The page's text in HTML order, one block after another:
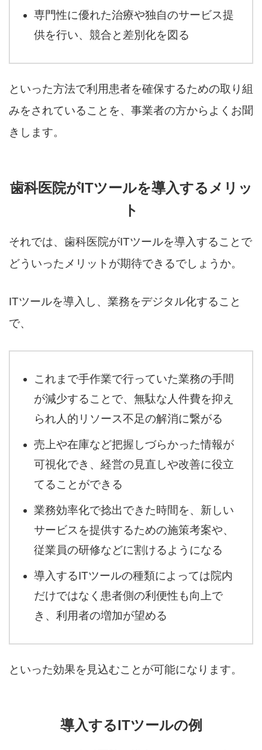
専門性に優れた治療や独自のサービス提
供を行い、競合と差別化を図る
といった方法で利用患者を確保するための取り組
みをされていることを、事業者の方からよくお聞
きします。
歯科医院がITツールを導入するメリッ
ト
それでは、歯科医院がITツールを導入することで
どういったメリットが期待できるでしょうか。
ITツールを導入し、業務をデジタル化すること
で、
これまで手作業で行っていた業務の手間
が減少することで、無駄な人件費を抑え
られ人的リソース不足の解消に繋がる
売上や在庫など把握しづらかった情報が
可視化でき、経営の見直しや改善に役立
てることができる
業務効率化で捻出できた時間を、新しい
サービスを提供するための施策考案や、
従業員の研修などに割けるようになる
導入するITツールの種類によっては院内
だけではなく患者側の利便性も向上で
き、利用者の増加が望める
といった効果を見込むことが可能になります。
導入するITツールの例